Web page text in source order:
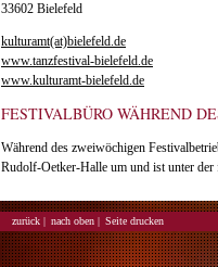
33602 Bielefeld
kulturamt(at)bielefeld.de
www.tanzfestival-bielefeld.de
www.kulturamt-bielefeld.de
FESTIVALBÜRO WÄHREND
Während des zweiwöchigen
Rudolf-Oetker-Halle um und ist unter
zurück | nach oben | Seite drucken